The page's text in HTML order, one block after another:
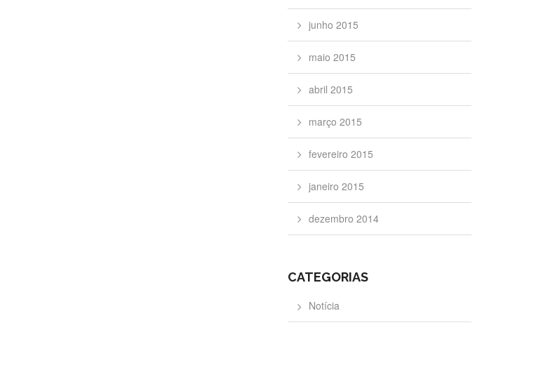
junho 2015
maio 2015
abril 2015
março 2015
fevereiro 2015
janeiro 2015
dezembro 2014
CATEGORIAS
Notícia